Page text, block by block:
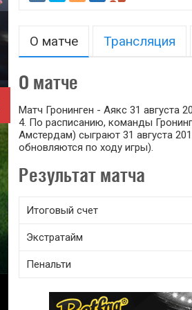
О матче Трансляция
О матче
Матч Гронинген - Аякс 31 августа
4. По расписанию, команды
Амстердам) сыграют 31 августа
обновляются по ходу игры).
Результат матча
Итоговый счет
Экстратайм
Пенальти